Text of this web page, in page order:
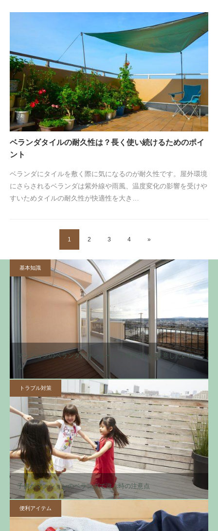
ベランダタイルの耐久性は？長く使い続けるためのポイ
ント
ベランダにタイルを敷く際に気になるのが耐久性です。屋外環境
にさらされるベランダは紫外線や雨風、温度変化の影響を受けや
すいためタイルの耐久性が快適性を大き…
1 2 3 4 »
基本知識
マンションのベランダにサンルーム？増築扱いに注意したいルー
ル
トラブル対策
子供がマンションのベランダで遊ぶ時の注意点
便利アイテム